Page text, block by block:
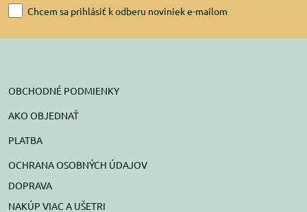
Chcem sa prihlásiť k odberu noviniek e-mailom
OBCHODNÉ PODMIENKY
AKO OBJEDNAŤ
PLATBA
OCHRANA OSOBNÝCH ÚDAJOV
DOPRAVA
NAKÚP VIAC A UŠETRI